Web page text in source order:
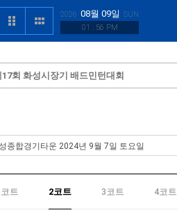
2026 08월 09일 SUN
01 : 56 PM
17회 화성시장기 배드민턴대회
트 2코트 3코트 4코트